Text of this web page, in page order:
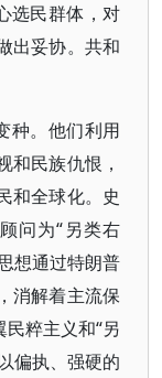
选民群体，对
出妥协。共和
种。他们利用
和民族仇恨，
和全球化。史
问为“另类右
想通过特朗普
消解着主流保
粹主义和“另
偏执、强硬的